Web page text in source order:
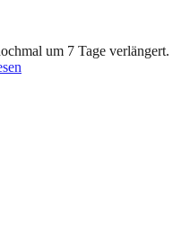
um 7 Tage verlängert.